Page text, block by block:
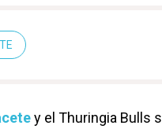
y el Thuringia Bulls